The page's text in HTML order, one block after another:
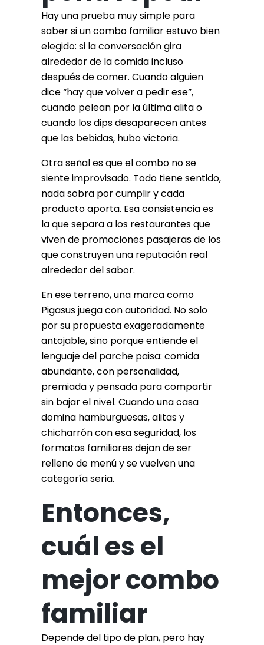
Hay una prueba muy simple para
saber si un combo familiar estuvo bien
elegido: si la conversación gira
alrededor de la comida incluso
después de comer. Cuando alguien
dice “hay que volver a pedir ese”,
cuando pelean por la última alita o
cuando los dips desaparecen antes
que las bebidas, hubo victoria.
Otra señal es que el combo no se
siente improvisado. Todo tiene sentido,
nada sobra por cumplir y cada
producto aporta. Esa consistencia es
la que separa a los restaurantes que
viven de promociones pasajeras de los
que construyen una reputación real
alrededor del sabor.
En ese terreno, una marca como
Pigasus juega con autoridad. No solo
por su propuesta exageradamente
antojable, sino porque entiende el
lenguaje del parche paisa: comida
abundante, con personalidad,
premiada y pensada para compartir
sin bajar el nivel. Cuando una casa
domina hamburguesas, alitas y
chicharrón con esa seguridad, los
formatos familiares dejan de ser
relleno de menú y se vuelven una
categoría seria.
Entonces,
cuál es el
mejor combo
familiar
Depende del tipo de plan, pero hay